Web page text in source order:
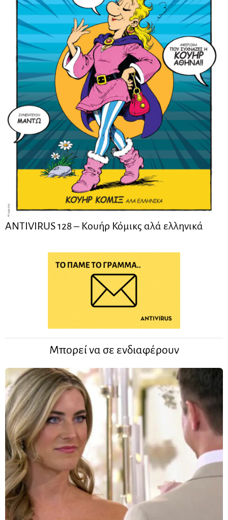
ANTIVIRUS 128 – Kουήρ Κόμικς αλά ελληνικά
Μπορεί να σε ενδιαφέρουν